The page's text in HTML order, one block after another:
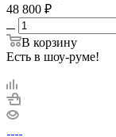
48 800 ₽
В корзину
Есть в шоу-руме!